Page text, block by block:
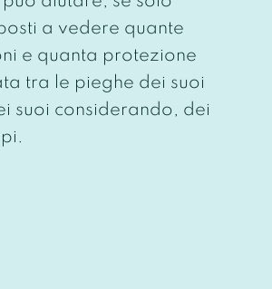
a vedere quante
e quanta protezione
tra le pieghe dei suoi
suoi considerando, dei